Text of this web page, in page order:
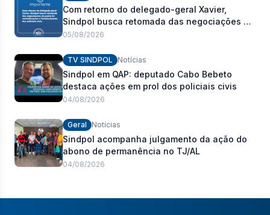
Com retorno do delegado-geral Xavier,
Sindpol busca retomada das negociações da
pauta de reivindicações e fortalecimento dos
05/08/2026
TV SINDPOL Notícias
Sindpol em QAP: deputado Cabo Bebeto
destaca ações em prol dos policiais civis
04/08/2026
Geral Notícias
Sindpol acompanha julgamento da ação do
abono de permanência no TJ/AL
04/08/2026